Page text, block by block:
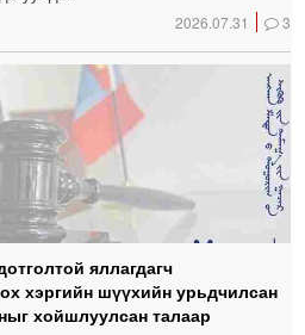
2026.07.31 3
яллагдагч
хэргийн шүүхийн урьдчилсан
хойшлуулсан талаар